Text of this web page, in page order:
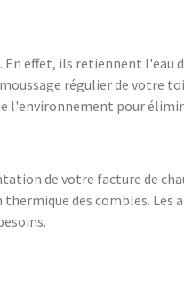
En effet, ils retiennent l'eau
régulier de votre
l'environnement pour
de votre facture de
des combles. Les